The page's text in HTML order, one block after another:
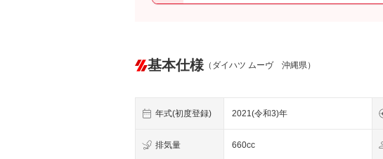
基本仕様 （ダイハツ ムーヴ 沖縄県）
年式(初度登録) 2021(令和3)年
排気量 660cc